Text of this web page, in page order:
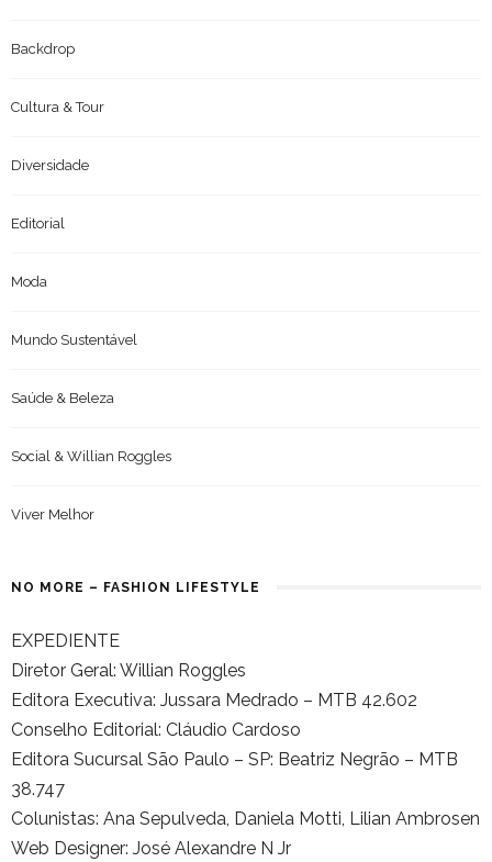
Backdrop
Cultura & Tour
Diversidade
Editorial
Moda
Mundo Sustentável
Saúde & Beleza
Social & Willian Roggles
Viver Melhor
NO MORE – FASHION LIFESTYLE
EXPEDIENTE
Diretor Geral: Willian Roggles
Editora Executiva: Jussara Medrado – MTB 42.602
Conselho Editorial: Cláudio Cardoso
Editora Sucursal São Paulo – SP: Beatriz Negrão – MTB
38.747
Colunistas: Ana Sepulveda, Daniela Motti, Lilian Ambrosen
Web Designer: José Alexandre N Jr